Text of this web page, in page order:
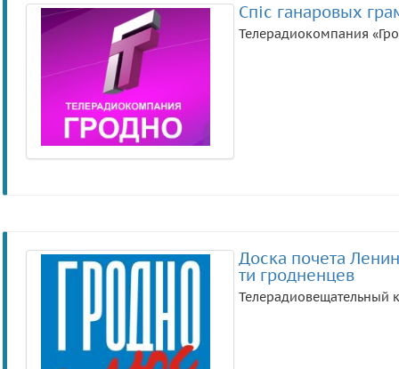
Спіс ганаровых
Телерадиокомпания
Доска почета
ти гродненцев
Телерадиовещательный